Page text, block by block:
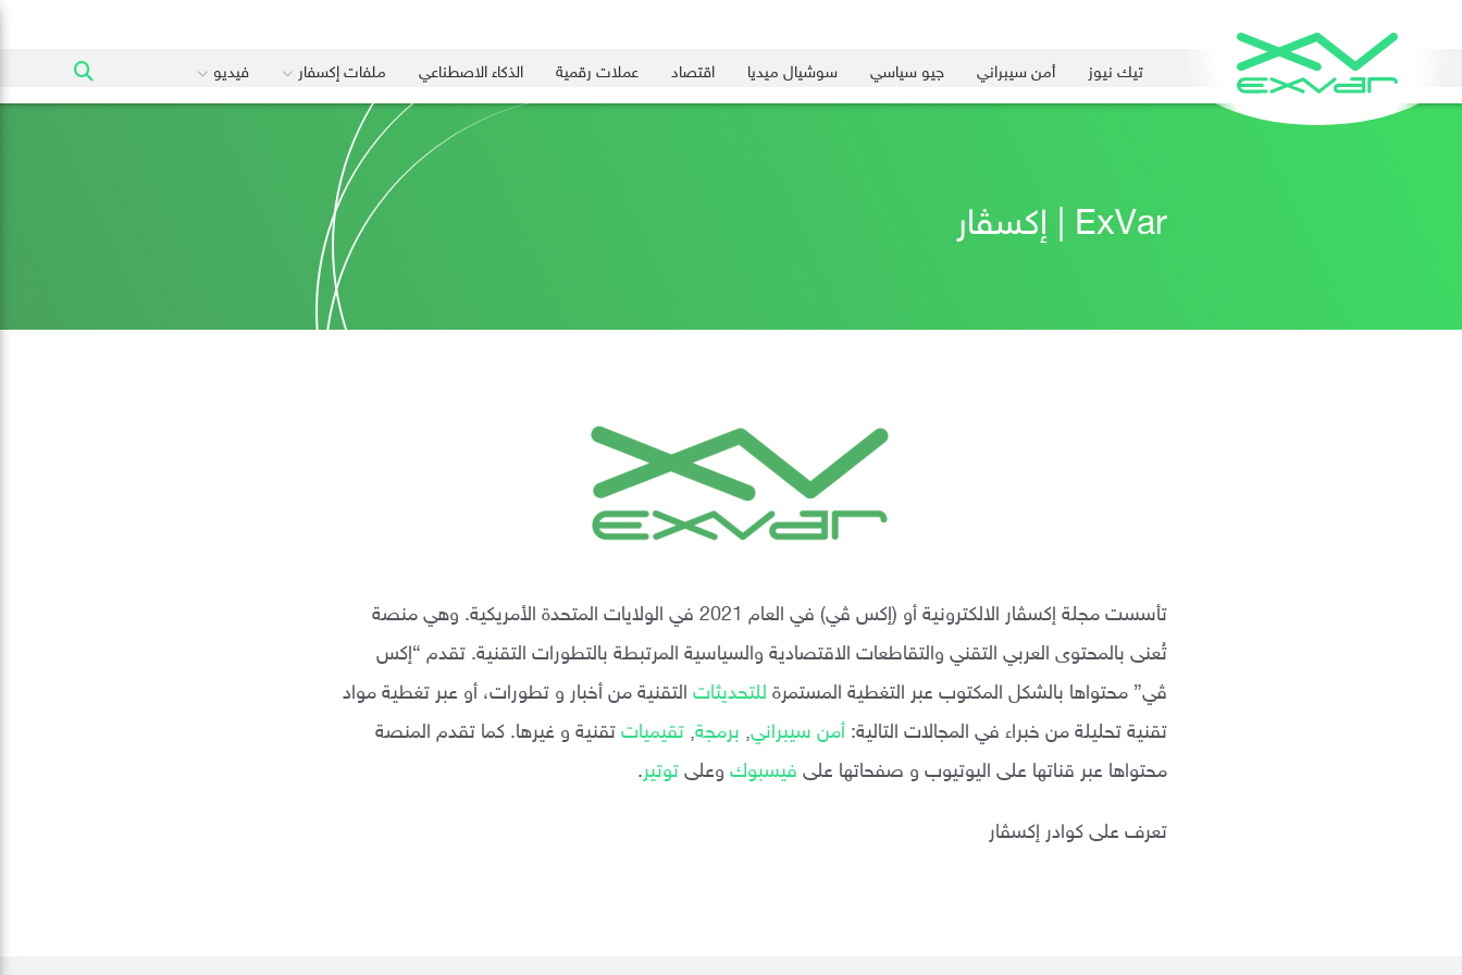
تيك نيوز أمن سيبراني جيو سياسي سوشيال ميديا اقتصاد عملات رقمية الذكاء الاصطناعي ملفات إكسفار فيديو
ExVar | إكسڤار
تأسست مجلة إكسڤار الالكترونية أو (إكس
ڤي) في العام 2021 في الولايات المتحدة الأمريكية. وهي منصة
تُعنى بالمحتوى العربي التقني والتقاطعات الاقتصادية والسياسية المرتبطة بالتطورات التقنية. تقدم “إكس
ڤي” محتواها بالشكل المكتوب عبر التغطية المستمرةللتحديثاتالتقنية من أخبار و تطورات، أو عبر تغطية مواد
تقنية تحليلة من خبراء في المجالات التالية:أمن سيبراني, برمجة,تقيمياتتقنية و غيرها. كما تقدم المنصة
محتواها عبر قناتها على اليوتيوب و صفحاتها علىفيسبوكوعلىتوتير.
تعرف على كوادر إكسڤار